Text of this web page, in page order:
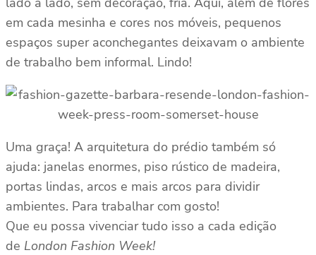
em cada mesinha e cores nos móveis, pequenos
espaços super aconchegantes deixavam o ambiente
de trabalho bem informal. Lindo!
Uma graça! A arquitetura do prédio também só
ajuda: janelas enormes, piso rústico de madeira,
portas lindas, arcos e mais arcos para dividir
ambientes. Para trabalhar com gosto!
Que eu possa vivenciar tudo isso a cada edição
de London Fashion Week!